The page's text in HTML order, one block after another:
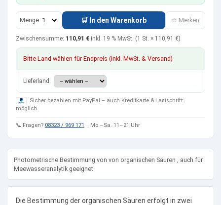
Menge 🛒 In den Warenkorb ☆ Merken
Zwischensumme: 110,91 € inkl. 19 % MwSt. (1 St. × 110,91 €)
Bitte Land wählen für Endpreis (inkl. MwSt. & Versand)
Lieferland:
Sicher bezahlen mit PayPal – auch Kreditkarte & Lastschrift
möglich.
📞 Fragen? 08323 / 969 171 · Mo.–Sa. 11–21 Uhr
Photometrische Bestimmung von von organischen Säuren , auch für
Meewasseranalytik geeignet
Die Bestimmung der organischen Säuren erfolgt in zwei